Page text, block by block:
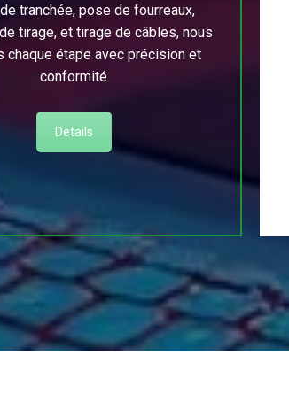
tranchée, pose de fourreaux,
tirage, et tirage de câbles, nous
chaque étape avec précision et
conformité
Details